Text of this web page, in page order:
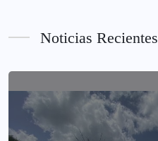
Noticias Recientes